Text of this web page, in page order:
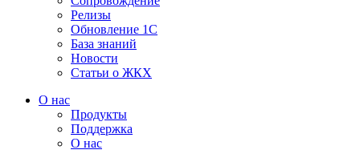
Релизы
Обновление 1С
База знаний
Новости
Статьи о ЖКХ
О нас
Продукты
Поддержка
О нас